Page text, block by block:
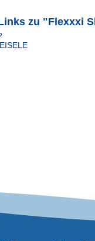
zu "Flexxxi